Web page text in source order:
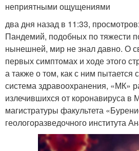
неприятными ощущениями
два дня назад в 11:33,
Пандемий, подобных по тяжести
нынешней, мир не знал давно. О
первых симптомах и ходе этого
а также о том, как с ним пытается
система здравоохранения, «МК»
излечившихся от коронавируса в
магистратуры факультета
геологоразведочного института